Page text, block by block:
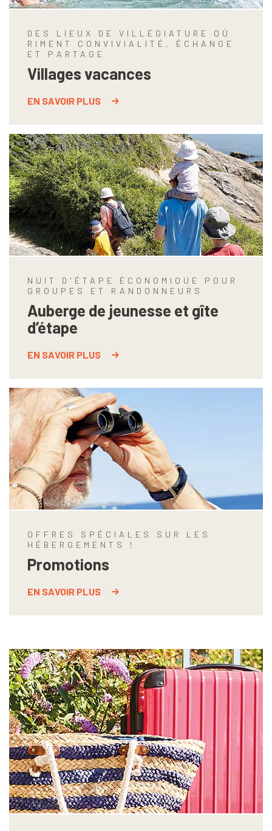
DES LIEUX DE VILLÉGIATURE OÙ
RIMENT CONVIVIALITÉ, ÉCHANGE
ET PARTAGE
Villages vacances
EN SAVOIR PLUS
NUIT D'ÉTAPE ÉCONOMIQUE POUR
GROUPES ET RANDONNEURS
Auberge de jeunesse et gîte
d’étape
EN SAVOIR PLUS
OFFRES SPÉCIALES SUR LES
HÉBERGEMENTS !
Promotions
EN SAVOIR PLUS